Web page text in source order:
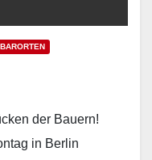
der Bauern!
in Berlin